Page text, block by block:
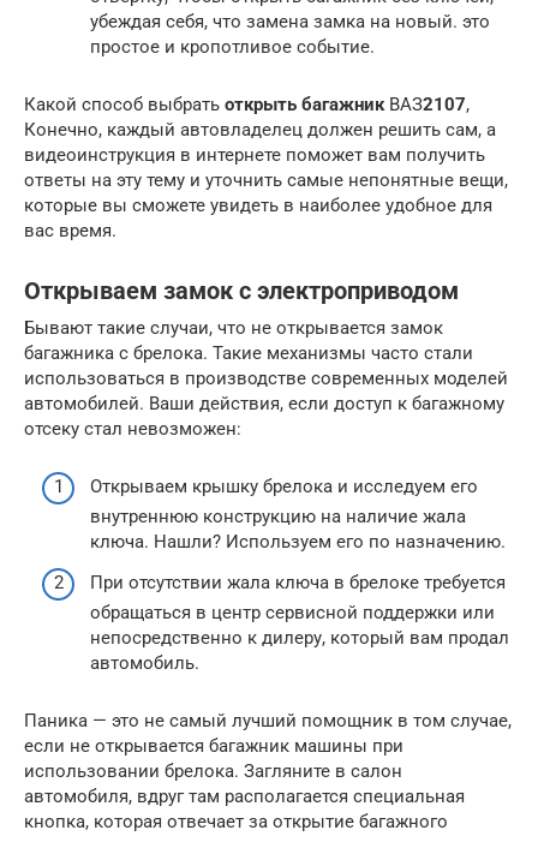
убеждая себя, что замена замка на новый. это
простое и кропотливое событие.
Какой способ выбрать открыть багажникВАЗ2107,
Конечно, каждый автовладелец должен решить сам, а
видеоинструкция в интернете поможет вам получить
ответы на эту тему и уточнить самые непонятные вещи,
которые вы сможете увидеть в наиболее удобное для
вас время.
Открываем замок с электроприводом
Бывают такие случаи, что не открывается замок
багажника с брелока. Такие механизмы часто стали
использоваться в производстве современных моделей
автомобилей. Ваши действия, если доступ к багажному
отсеку стал невозможен:
Открываем крышку брелока и исследуем его
внутреннюю конструкцию на наличие жала
ключа. Нашли? Используем его по назначению.
При отсутствии жала ключа в брелоке требуется
обращаться в центр сервисной поддержки или
непосредственно к дилеру, который вам продал
автомобиль.
Паника — это не самый лучший помощник в том случае,
если не открывается багажник машины при
использовании брелока. Загляните в салон
автомобиля, вдруг там располагается специальная
кнопка, которая отвечает за открытие багажного